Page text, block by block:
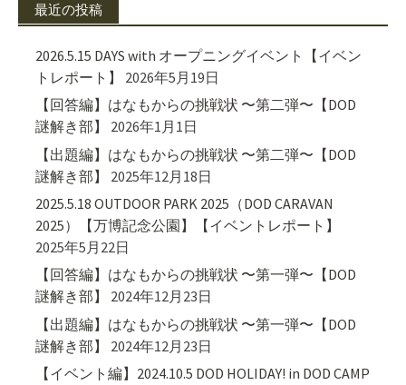
最近の投稿
2026.5.15 DAYS with オープニングイベント【イベン
トレポート】
2026年5月19日
【回答編】はなもからの挑戦状 〜第二弾〜【DOD
謎解き部】
2026年1月1日
【出題編】はなもからの挑戦状 〜第二弾〜【DOD
謎解き部】
2025年12月18日
2025.5.18 OUTDOOR PARK 2025（DOD CARAVAN
2025）【万博記念公園】【イベントレポート】
2025年5月22日
【回答編】はなもからの挑戦状 〜第一弾〜【DOD
謎解き部】
2024年12月23日
【出題編】はなもからの挑戦状 〜第一弾〜【DOD
謎解き部】
2024年12月23日
【イベント編】2024.10.5 DOD HOLIDAY! in DOD CAMP